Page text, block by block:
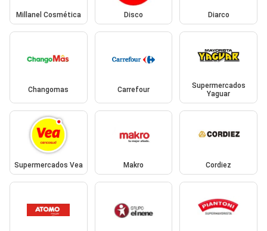
Millanel Cosmética Disco Diarco
Changomas Carrefour
Supermercados
Yaguar
Supermercados Vea Makro Cordiez